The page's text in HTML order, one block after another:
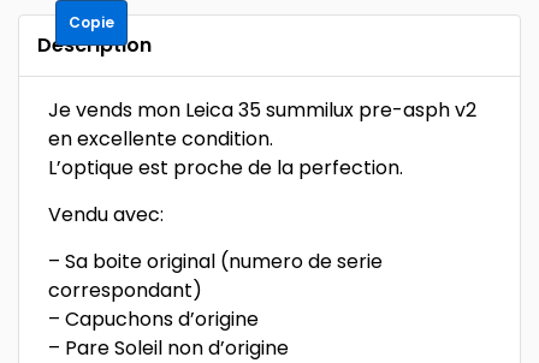
Copie
Description
Je vends mon Leica 35 summilux pre-asph v2
en excellente condition.
L’optique est proche de la perfection.
Vendu avec:
– Sa boite original (numero de serie
correspondant)
– Capuchons d’origine
– Pare Soleil non d’origine